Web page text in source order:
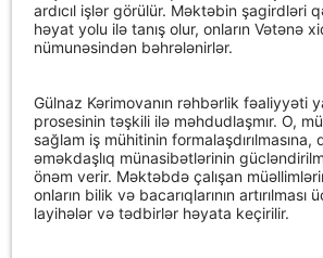
ardıcıl işlər görülür. Məktəbin şagirdləri
həyat yolu ilə tanış olur, onların Vətənə
nümunəsindən bəhrələnirlər.
Gülnaz Kərimovanın rəhbərlik fəaliyyəti
prosesinin təşkili ilə məhdudlaşmır. O,
sağlam iş mühitinin formalaşdırılmasına,
əməkdaşlıq münasibətlərinin
önəm verir. Məktəbdə çalışan
onların bilik və bacarıqlarının artırılması
layihələr və tədbirlər həyata keçirilir.